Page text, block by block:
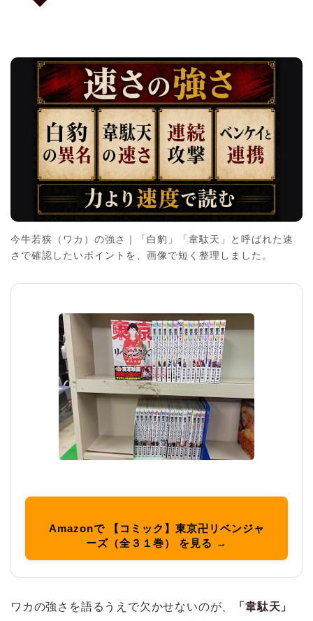
今牛若狭（ワカ）の強さ｜「白豹」「韋駄天」と呼ばれた速
さで確認したいポイントを、画像で短く整理しました。
Amazonで 【コミック】東京卍リベンジャ
ーズ（全３１巻） を見る →
ワカの強さを語るうえで欠かせないのが、
「韋駄天」